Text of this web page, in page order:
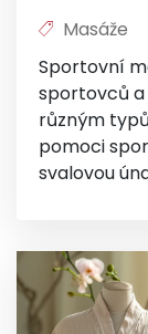
Masáže
Sportovní
sportovců a
různým
pomoci
svalovou
nejlepší pro
dozvíte se,
sportovní